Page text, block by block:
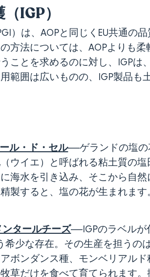
IGP）
）は、AOPと同じくEU共通の
方法については、AOPよりも
ことを求めるのに対し、IGP
範囲は広いものの、IGP製品
ル・ド・セル――ゲランドの塩
ウイエ）と呼ばれる粘土質の
海水を引き込み、そこから自
製すると、塩の花が生まれます
タールチーズ――IGPのラベル
希少な存在。その生産を担うの
ボンダンス種、モンベリアル
草だけを食べて育てられます